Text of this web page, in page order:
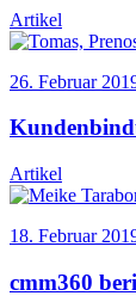
Artikel
26. Februar
Artikel
18. Februar
cmm360